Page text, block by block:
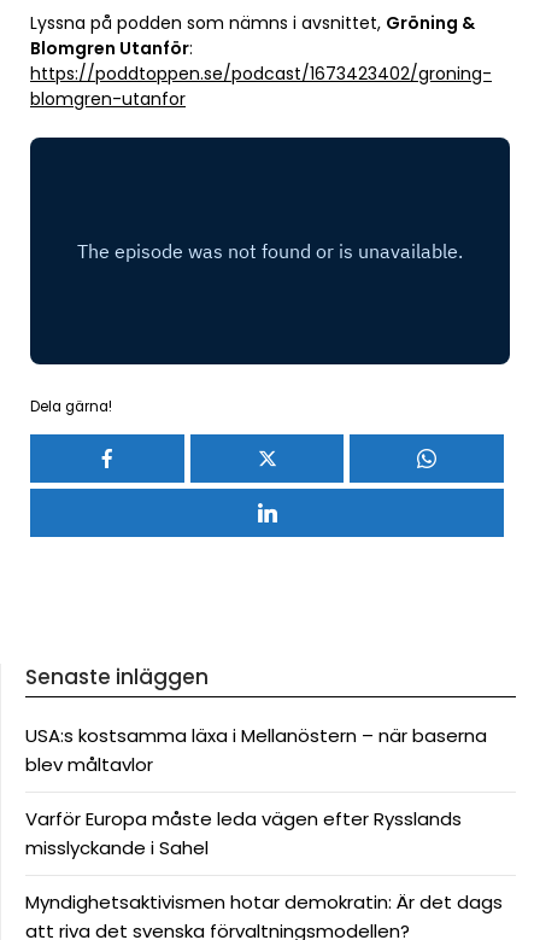
Lyssna på podden som nämns i avsnittet, Gröning &
Blomgren Utanför:
https://poddtoppen.se/podcast/1673423402/groning-
blomgren-utanfor
Dela gärna!
Senaste inläggen
USA:s kostsamma läxa i Mellanöstern – när baserna
blev måltavlor
Varför Europa måste leda vägen efter Rysslands
misslyckande i Sahel
Myndighetsaktivismen hotar demokratin: Är det dags
att riva det svenska förvaltningsmodellen?